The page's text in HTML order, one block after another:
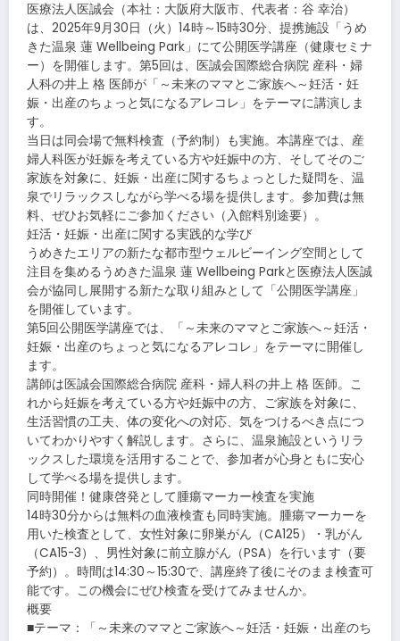
医療法人医誠会（本社：大阪府大阪市、代表者：谷 幸治）
は、2025年9月30日（火）14時～15時30分、提携施設「うめ
きた温泉 蓮 Wellbeing Park」にて公開医学講座（健康セミナ
ー）を開催します。第5回は、医誠会国際総合病院 産科・婦
人科の井上 格 医師が「～未来のママとご家族へ～妊活・妊
娠・出産のちょっと気になるアレコレ」をテーマに講演しま
す。
当日は同会場で無料検査（予約制）も実施。本講座では、産
婦人科医が妊娠を考えている方や妊娠中の方、そしてそのご
家族を対象に、妊娠・出産に関するちょっとした疑問を、温
泉でリラックスしながら学べる場を提供します。参加費は無
料、ぜひお気軽にご参加ください（入館料別途要）。
妊活・妊娠・出産に関する実践的な学び
うめきたエリアの新たな都市型ウェルビーイング空間として
注目を集めるうめきた温泉 蓮 Wellbeing Parkと医療法人医誠
会が協同し展開する新たな取り組みとして「公開医学講座」
を開催しています。
第5回公開医学講座では、「～未来のママとご家族へ～妊活・
妊娠・出産のちょっと気になるアレコレ」をテーマに開催し
ます。
講師は医誠会国際総合病院 産科・婦人科の井上 格 医師。こ
れから妊娠を考えている方や妊娠中の方、ご家族を対象に、
生活習慣の工夫、体の変化への対応、気をつけるべき点につ
いてわかりやすく解説します。さらに、温泉施設というリラ
ックスした環境を活用することで、参加者が心身ともに安心
して学べる場を提供します。
同時開催！健康啓発として腫瘍マーカー検査を実施
14時30分からは無料の血液検査も同時実施。腫瘍マーカーを
用いた検査として、女性対象に卵巣がん（CA125）・乳がん
（CA15-3）、男性対象に前立腺がん（PSA）を行います（要
予約）。時間は14:30～15:30で、講座終了後にそのまま検査可
能です。この機会にぜひ検査を受けてみませんか。
概要
■テーマ：「～未来のママとご家族へ～妊活・妊娠・出産のち